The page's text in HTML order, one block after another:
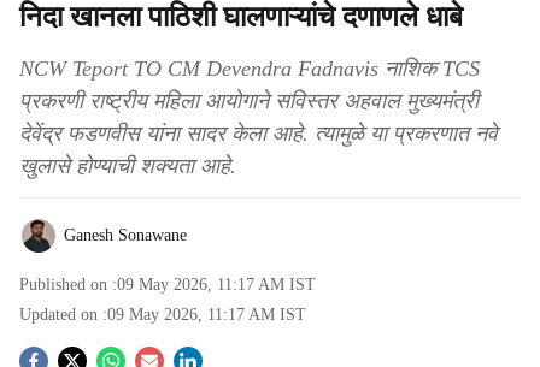
निदा खानला पाठिशी घालणाऱ्यांचे दणाणले धाबे
NCW Teport TO CM Devendra Fadnavis नाशिक TCS
प्रकरणी राष्ट्रीय महिला आयोगाने सविस्तर अहवाल मुख्यमंत्री
देवेंद्र फडणवीस यांना सादर केला आहे. त्यामुळे या प्रकरणात नवे
खुलासे होण्याची शक्यता आहे.
Ganesh Sonawane
Published on :09 May 2026, 11:17 AM IST
Updated on :09 May 2026, 11:17 AM IST